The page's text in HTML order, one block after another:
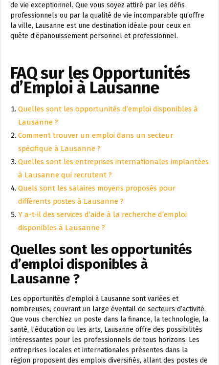
de vie exceptionnel. Que vous soyez attiré par les défis
professionnels ou par la qualité de vie incomparable qu’offre
la ville, Lausanne est une destination idéale pour ceux en
quête d’épanouissement personnel et professionnel.
FAQ sur les Opportunités
d’Emploi à Lausanne
Quelles sont les opportunités d’emploi disponibles à
Lausanne ?
Comment trouver un emploi dans un secteur
spécifique à Lausanne ?
Quelles sont les entreprises internationales implantées
à Lausanne qui recrutent ?
Quels sont les salaires moyens proposés pour
différents postes à Lausanne ?
Y a-t-il des services d’aide à la recherche d’emploi
disponibles à Lausanne ?
Quelles sont les opportunités
d’emploi disponibles à
Lausanne ?
Les opportunités d’emploi à Lausanne sont variées et
nombreuses, couvrant un large éventail de secteurs d’activité.
Que vous cherchiez un poste dans la finance, la technologie, la
santé, l’éducation ou les arts, Lausanne offre des possibilités
intéressantes pour les professionnels de tous horizons. Les
entreprises locales et internationales présentes dans la
région proposent des emplois diversifiés, allant des postes de